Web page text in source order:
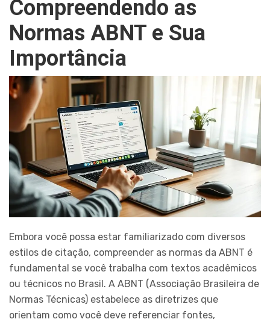
Compreendendo as
Normas ABNT e Sua
Importância
Embora você possa estar familiarizado com diversos
estilos de citação, compreender as normas da ABNT é
fundamental se você trabalha com textos acadêmicos
ou técnicos no Brasil. A ABNT (Associação Brasileira de
Normas Técnicas) estabelece as diretrizes que
orientam como você deve referenciar fontes,